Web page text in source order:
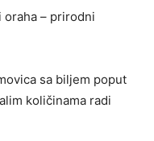
oraha – prirodni
sa biljem poput
količinama radi